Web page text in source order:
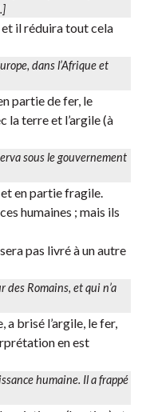
il réduira tout cela
dans l’Afrique et
partie de fer, le
la terre et l’argile (à
sous le gouvernement
en partie fragile.
humaines ; mais ils
pas livré à un autre
Romains, et qui n’a
brisé l’argile, le fer,
en est
humaine. Il a frappé